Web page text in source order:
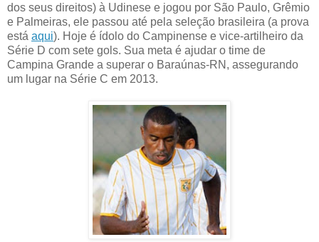
dos seus direitos) à Udinese e jogou por São Paulo, Grêmio
e Palmeiras, ele passou até pela seleção brasileira (a prova
está aqui). Hoje é ídolo do Campinense e vice-artilheiro da
Série D com sete gols. Sua meta é ajudar o time de
Campina Grande a superar o Baraúnas-RN, assegurando
um lugar na Série C em 2013.